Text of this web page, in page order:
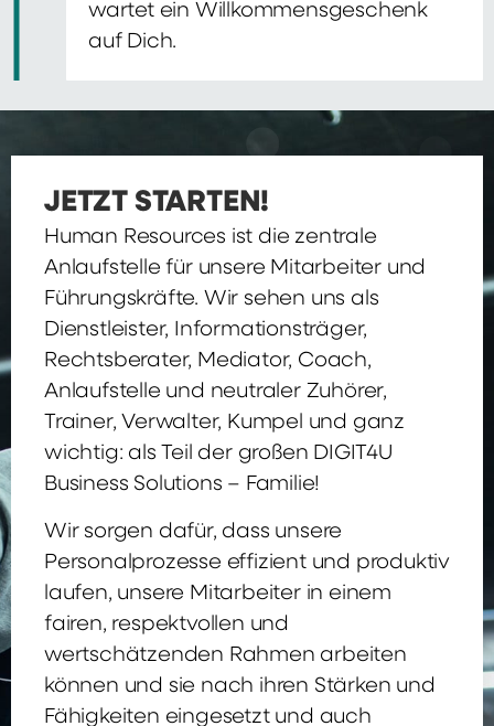
wartet ein Willkommensgeschenk
auf Dich.
JETZT STARTEN!
Human Resources ist die zentrale
Anlaufstelle für unsere Mitarbeiter und
Führungskräfte. Wir sehen uns als
Dienstleister, Informationsträger,
Rechtsberater, Mediator, Coach,
Anlaufstelle und neutraler Zuhörer,
Trainer, Verwalter, Kumpel und ganz
wichtig: als Teil der großen DIGIT4U
Business Solutions – Familie!
Wir sorgen dafür, dass unsere
Personalprozesse effizient und produktiv
laufen, unsere Mitarbeiter in einem
fairen, respektvollen und
wertschätzenden Rahmen arbeiten
können und sie nach ihren Stärken und
Fähigkeiten eingesetzt und auch